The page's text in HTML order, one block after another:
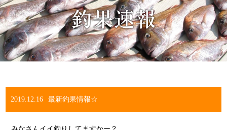
2019.12.16 最新釣果情報☆